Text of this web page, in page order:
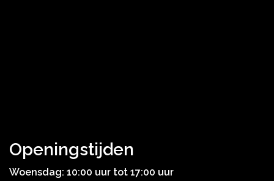
Openingstijden
Woensdag: 10:00 uur tot 17:00 uur